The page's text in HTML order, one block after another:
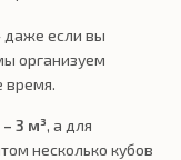
даже если вы
организуем
время.
3 м³, а для
несколько кубов